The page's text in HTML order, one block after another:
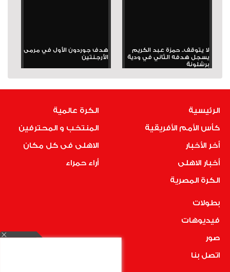
لا يتوقف.. حمزة عبد الكريم
يسجل هدفه الثاني في ودية
برشلونة
هدف جوردون الأول في مرمى
الأرجنتين
الرئيسية
كأس الأمم الأفريقية
أخر الأخبار
أخبار الاهلى
الكرة المصرية
الكرة عالمية
المنتخب و المحترفين
الاهلى فى كل مكان
أراء حمراء
بطولات
فيديوهات
صور
اتصل بنا